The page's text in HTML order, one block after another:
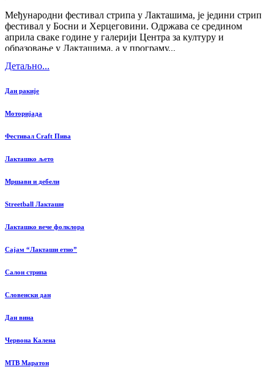
Међународни фестивал стрипа у Лакташима, је једини стрип
фестивал у Босни и Херцеговини. Одржава се средином
априла сваке године у галерији Центра за културу и
образовање у Лакташима, а у програму...
Детаљно...
Дан ракије
Моторијада
Фестивал Craft Пива
Лакташко љето
Мршави и дебели
Streetball Лакташи
Лакташко вече фолклора
Сајам “Лакташи етно”
Салон стрипа
Словенски дан
Дан вина
Червона Калена
MTB Маратон